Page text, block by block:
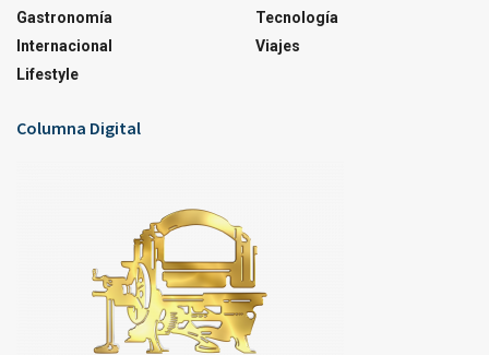
Gastronomía
Internacional
Lifestyle
Tecnología
Viajes
Columna Digital